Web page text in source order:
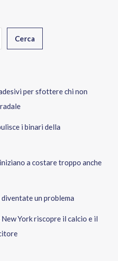
Cerca
per sfottere chi non
i binari della
a costare troppo anche
un problema
York riscopre il calcio e il